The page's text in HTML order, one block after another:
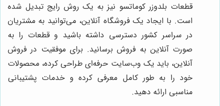
قطعات بلدوزر کوماتسو نیز به یک روش رایج تبدیل شده
است. با ایجاد یک فروشگاه آنلاین، می‌توانید به مشتریان
در سراسر کشور دسترسی داشته باشید و قطعات را به
صورت آنلاین به فروش برسانید. برای موفقیت در فروش
آنلاین، باید یک وب‌سایت حرفه‌ای طراحی کرده، محصولات
خود را به طور کامل معرفی کرده و خدمات پشتیبانی
مناسبی ارائه دهید.